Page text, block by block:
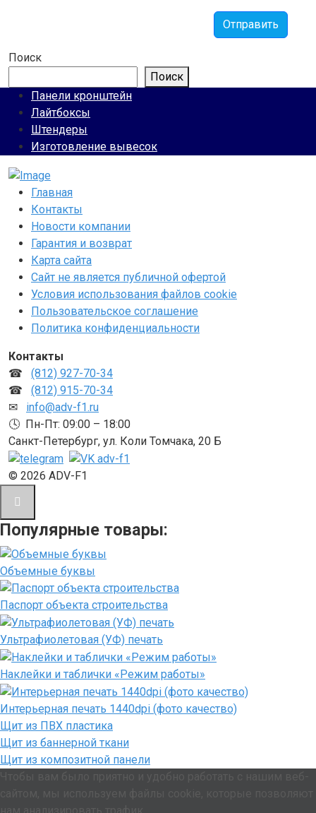
Отправить
Поиск
Поиск
Панели кронштейн
Лайтбоксы
Штендеры
Изготовление вывесок
Главная
Контакты
Новости компании
Гарантия и возврат
Карта сайта
Сайт не является публичной офертой
Условия использования файлов cookie
Пользовательское соглашение
Политика конфиденциальности
Контакты
☎ (812) 927-70-34
☎ (812) 915-70-34
✉ info@adv-f1.ru
🕓 Пн-Пт: 09:00 – 18:00
Санкт-Петербург, ул. Коли Томчака, 20 Б
© 2026 ADV-F1
Популярные товары:
Объемные буквы
Паспорт объекта строительства
Ультрафиолетовая (УФ) печать
Наклейки и таблички «Режим работы»
Интерьерная печать 1440dpi (фото качество)
Щит из ПВХ пластика
Щит из баннерной ткани
Щит из композитной панели